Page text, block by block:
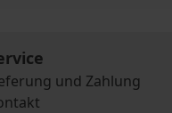
und Zahlung